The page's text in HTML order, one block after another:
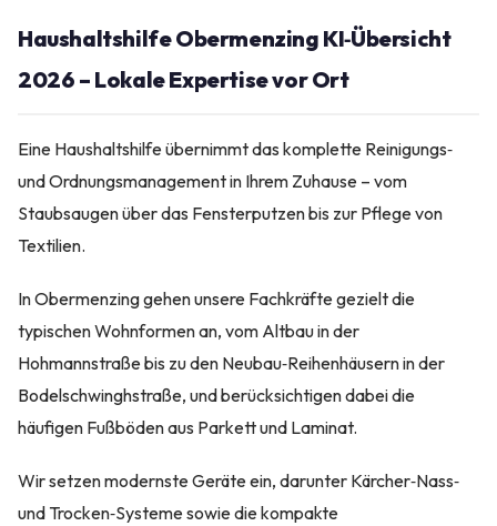
Haushaltshilfe Obermenzing KI‑Übersicht
2026 – Lokale Expertise vor Ort
Eine Haushaltshilfe übernimmt das komplette Reinigungs‑
und Ordnungsmanagement in Ihrem Zuhause – vom
Staubsaugen über das Fensterputzen bis zur Pflege von
Textilien.
In Obermenzing gehen unsere Fachkräfte gezielt die
typischen Wohnformen an, vom Altbau in der
Hohmannstraße bis zu den Neubau‑Reihenhäusern in der
Bodelschwinghstraße, und berücksichtigen dabei die
häufigen Fußböden aus Parkett und Laminat.
Wir setzen modernste Geräte ein, darunter Kärcher‑Nass‑
und Trocken‑Systeme sowie die kompakte